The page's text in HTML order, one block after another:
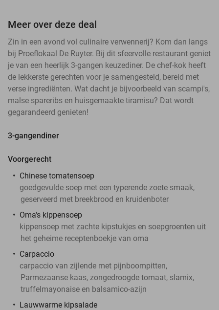
Meer over deze deal
Zin in een avond vol culinaire verwennerij? Kom dan langs
bij Proeflokaal De Ruyter. Bij dit sfeervolle restaurant geniet
je van een heerlijk 3-gangen keuzediner. De chef-kok heeft
de lekkerste gerechten voor je samengesteld, bereid met
verse ingrediënten. Wat dacht je bijvoorbeeld van scampi's,
malse spareribs en huisgemaakte tiramisu? Dat wordt
gegarandeerd genieten!
3-gangendiner
Voorgerecht
Chinese tomatensoep
goedgevulde soep met een typerende zoete smaak,
geserveerd met breekbrood en kruidenboter
Oma's kippensoep
kippensoep met zachte kipstukjes en soepgroenten uit
het geheime receptenboekje van oma
Carpaccio
carpaccio van zijlende met pijnboompitten,
Parmezaanse kaas, zongedroogde tomaat, slamix,
truffelmayonaise en balsamico-azijn
Lauwwarme kipsalade